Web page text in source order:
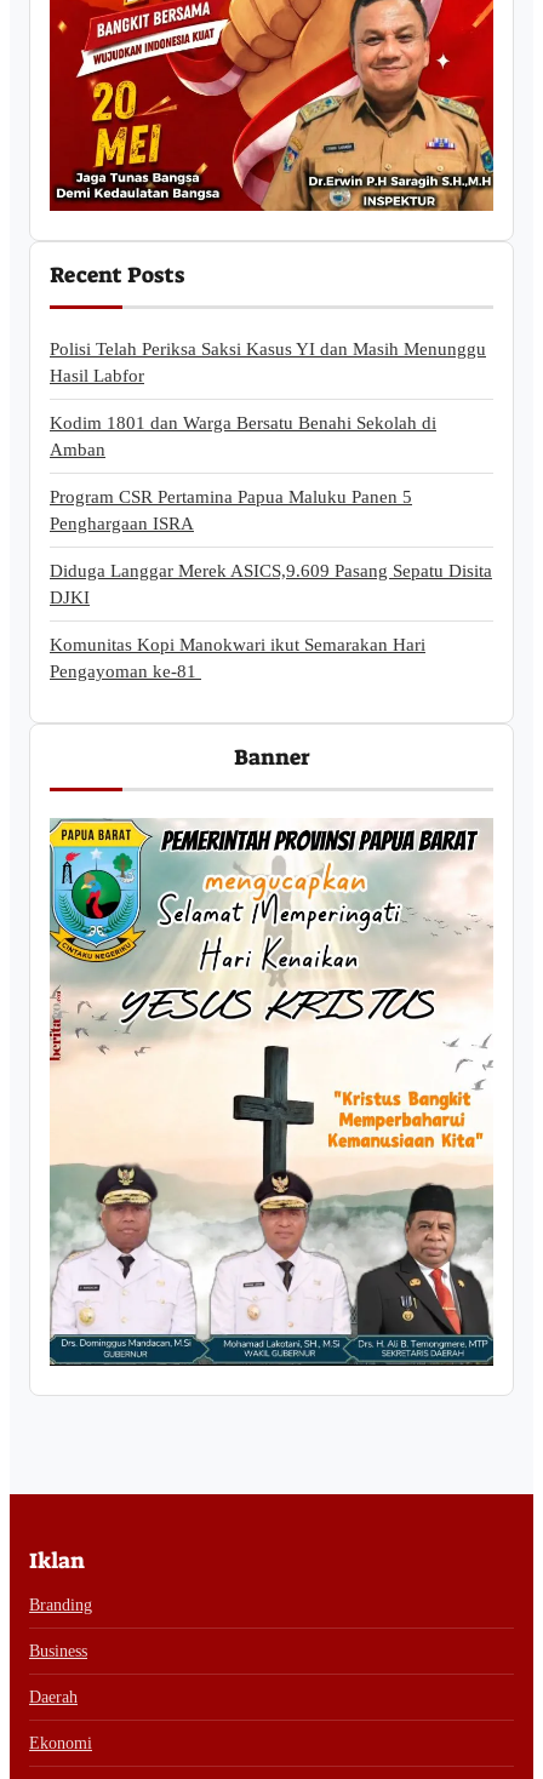
Recent Posts
Polisi Telah Periksa Saksi Kasus YI dan Masih Menunggu
Hasil Labfor
Kodim 1801 dan Warga Bersatu Benahi Sekolah di
Amban
Program CSR Pertamina Papua Maluku Panen 5
Penghargaan ISRA
Diduga Langgar Merek ASICS,9.609 Pasang Sepatu Disita
DJKI
Komunitas Kopi Manokwari ikut Semarakan Hari
Pengayoman ke-81
Banner
Iklan
Branding
Business
Daerah
Ekonomi